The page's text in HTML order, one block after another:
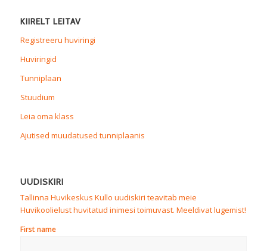
KIIRELT LEITAV
Registreeru huviringi
Huviringid
Tunniplaan
Stuudium
Leia oma klass
Ajutised muudatused tunniplaanis
UUDISKIRI
Tallinna Huvikeskus Kullo uudiskiri teavitab meie
Huvikoolielust huvitatud inimesi toimuvast. Meeldivat lugemist!
First name